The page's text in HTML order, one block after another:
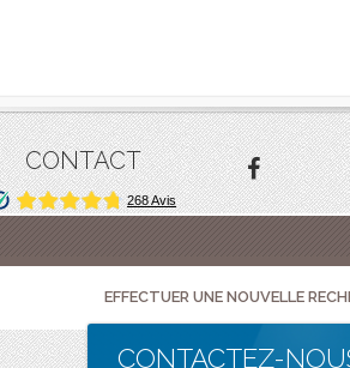
CONTACT
EFFECTUER UNE NOUVELLE
CONTACTEZ-